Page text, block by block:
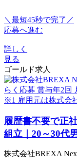
＼最短45秒で完了／
応募へ進む
詳しく
見る
ゴールド求人
履歴書不要で正
組立｜20～30代
株式会社BREXA